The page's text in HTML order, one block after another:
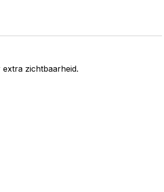
zichtbaarheid.